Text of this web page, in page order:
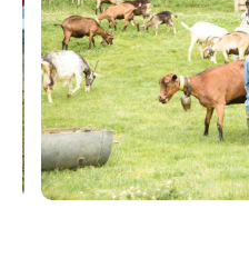
semaine, vous prévoyez
d'acheter des produits
n'avez pas besoin de
vous êtes directement
Plongez dans l'univers de
assistant à la traite des
pour une expérience